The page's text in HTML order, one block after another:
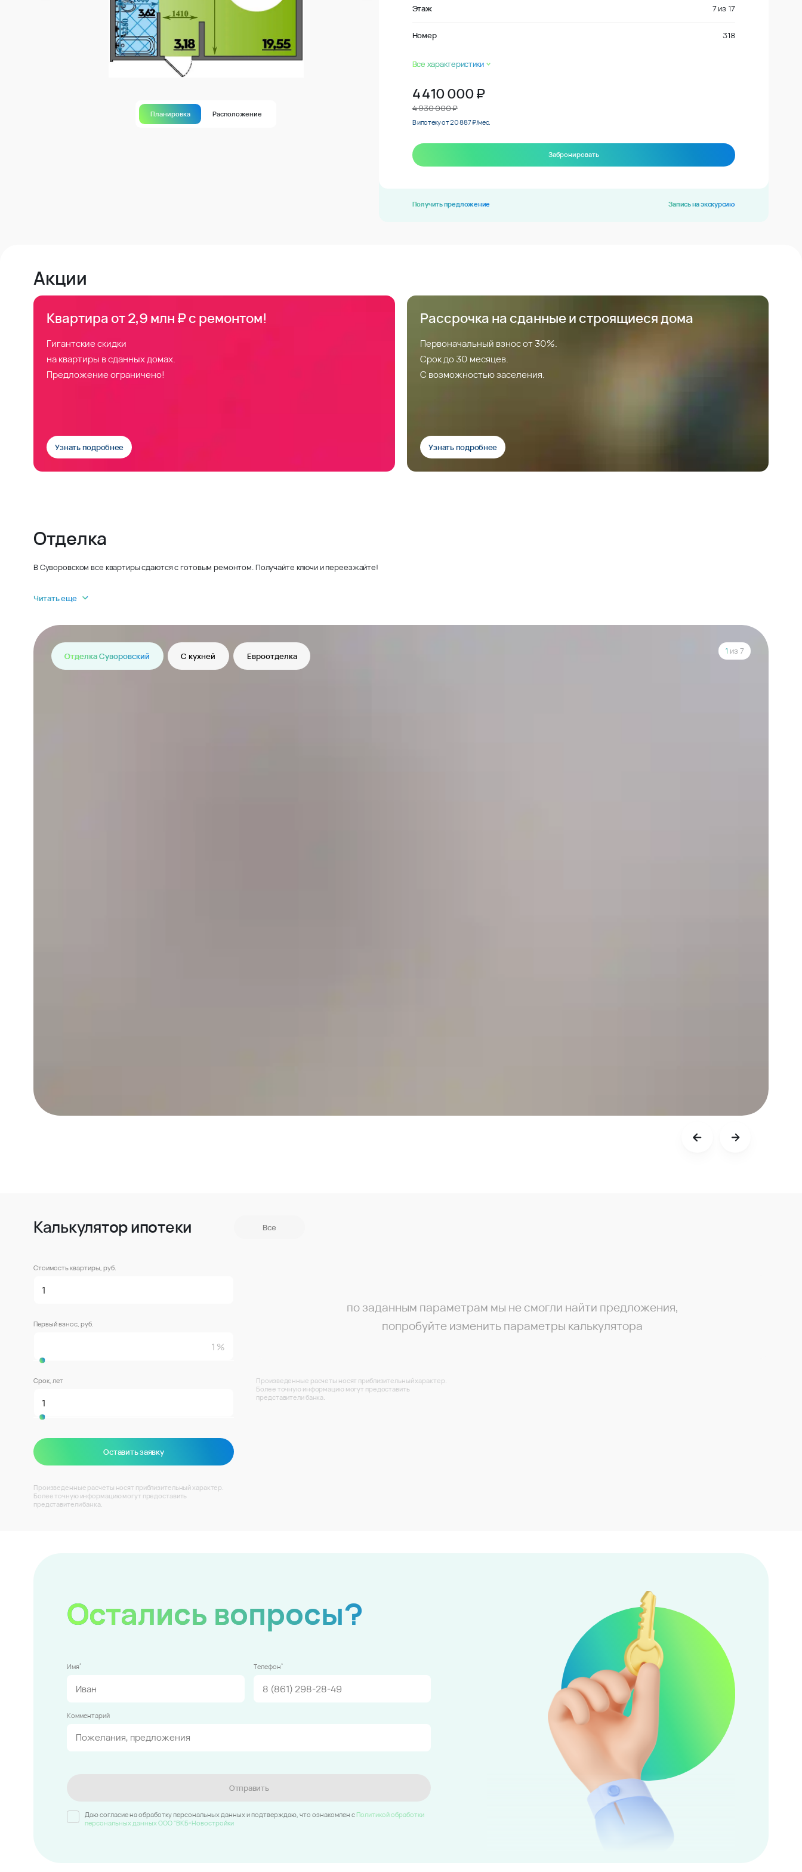
Планировка Расположение
Этаж 7из 17
Номер 318
Все характеристики
4 410 000₽
4 930 000 ₽
В ипотеку от 20 887 ₽/мес.
Забронировать
Получить предложение Запись на экскурсию
Акции
Квартира от 2,9 млн ₽ с ремонтом!
Гигантские скидки
на квартиры в сданных домах.
Предложение ограничено!
Узнать подробнее
Рассрочка на сданные и строящиеся дома
Первоначальный взнос от 30%.
Срок до 30 месяцев.
С возможностью заселения.
Узнать подробнее
Отделка
В Суворовском все квартиры сдаются с готовым ремонтом. Получайте ключи и переезжайте!
Читать еще
Отделка Суворовский С кухней Евроотделка
1 из 7
Калькулятор ипотеки Все
Стоимость квартиры, руб.
Первый взнос, руб.
Срок, лет
Оставить заявку
Произведенные расчеты носят приблизительный характер.
Более точную информацию могут предоставить
представители банка.
по заданным параметрам мы не смогли найти предложения,
попробуйте изменить параметры калькулятора
Произведенные расчеты носят приблизительный характер.
Более точную информацию могут предоставить
представители банка.
Остались вопросы?
Имя* Телефон*
Комментарий
Отправить
Даю согласие на обработку персональных данных и подтверждаю, что ознакомлен c Политикой обработки
персональных данных ООО "ВКБ-Новостройки